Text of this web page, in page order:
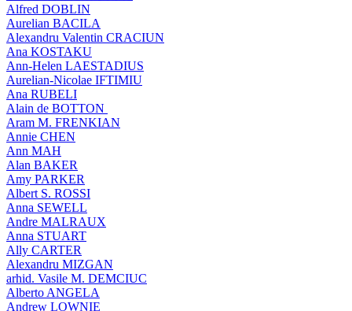
Alfred DOBLIN
Aurelian BACILA
Alexandru Valentin CRACIUN
Ana KOSTAKU
Ann-Helen LAESTADIUS
Aurelian-Nicolae IFTIMIU
Ana RUBELI
Alain de BOTTON
Aram Μ. FRENKIAN
Annie CHEN
Ann MAH
Alan BAKER
Amy PARKER
Albert S. ROSSI
Anna SEWELL
Andre MALRAUX
Anna STUART
Ally CARTER
Alexandru MIZGAN
arhid. Vasile M. DEMCIUC
Alberto ANGELA
Andrew LOWNIE